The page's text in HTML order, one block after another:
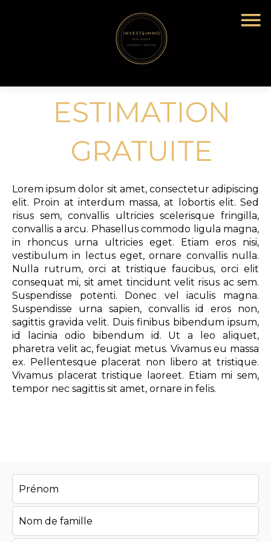
ESTIMATION
GRATUITE
Lorem ipsum dolor sit amet, consectetur adipiscing
elit. Proin at interdum massa, at lobortis elit. Sed
risus sem, convallis ultricies scelerisque fringilla,
convallis a arcu. Phasellus commodo ligula magna,
in rhoncus urna ultricies eget. Etiam eros nisi,
vestibulum in lectus eget, ornare convallis nulla.
Nulla rutrum, orci at tristique faucibus, orci elit
consequat mi, sit amet tincidunt velit risus ac sem.
Suspendisse potenti. Donec vel iaculis magna.
Suspendisse urna sapien, convallis id eros non,
sagittis gravida velit. Duis finibus bibendum ipsum,
id lacinia odio bibendum id. Ut a leo aliquet,
pharetra velit ac, feugiat metus. Vivamus eu massa
ex. Pellentesque placerat non libero at tristique.
Vivamus placerat tristique laoreet. Etiam mi sem,
tempor nec sagittis sit amet, ornare in felis.